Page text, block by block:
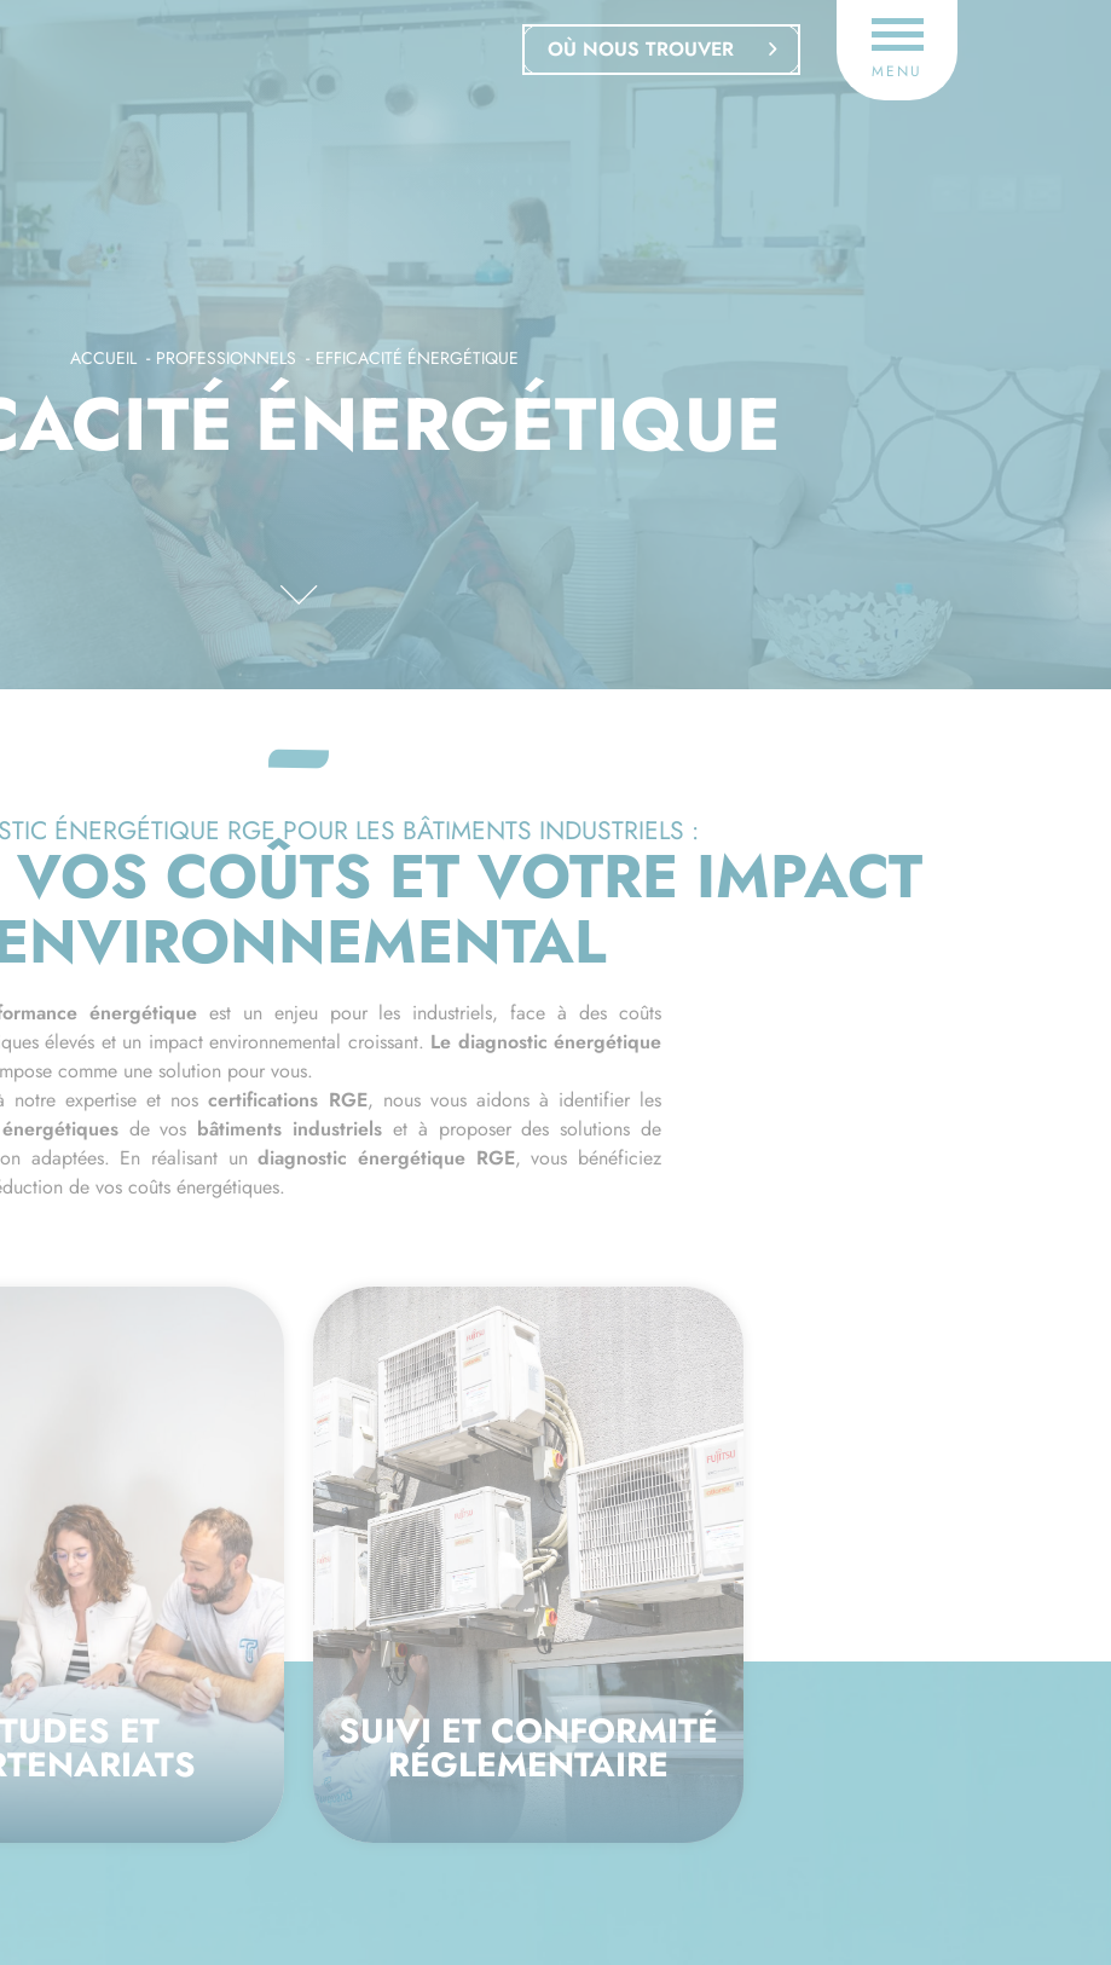
OÙ NOUS TROUVER
MENU
ACCUEIL PROFESSIONNELS EFFICACITÉ ÉNERGÉTIQUE
ÉNERGÉTIQUE
ÉNERGÉTIQUE RGE POUR LES BÂTIMENTS INDUSTRIELS :
COÛTS ET VOTRE IMPACT
énergétiqueest un enjeu pour les industriels, face à des coûts
élevés et un impact environnemental croissant. Le diagnostic énergétique
comme une solution pour vous.
notre expertise et nos certifications RGE, nous vous aidons à identifier les
de vos bâtiments industriels et à proposer des solutions de
adaptées. En réalisant undiagnostic énergétique RGE, vous bénéficiez
de vos coûts énergétiques.
ET SUIVI ET CONFORMITÉ
RÉGLEMENTAIRE